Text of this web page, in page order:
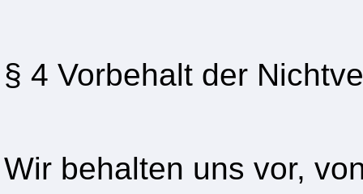
§ 4 Vorbehalt der
Wir behalten uns vor,